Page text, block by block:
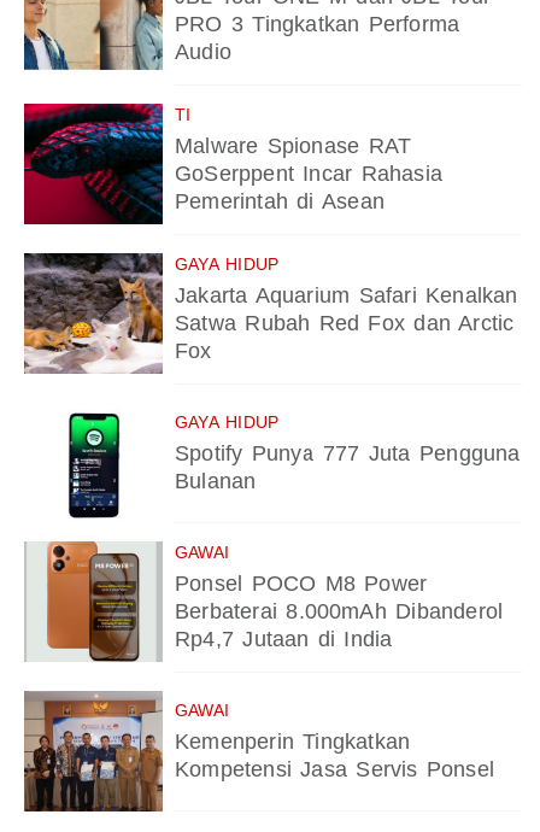
PRO 3 Tingkatkan Performa
Audio
TI
Malware Spionase RAT
GoSerppent Incar Rahasia
Pemerintah di Asean
GAYA HIDUP
Jakarta Aquarium Safari Kenalkan
Satwa Rubah Red Fox dan Arctic
Fox
GAYA HIDUP
Spotify Punya 777 Juta Pengguna
Bulanan
GAWAI
Ponsel POCO M8 Power
Berbaterai 8.000mAh Dibanderol
Rp4,7 Jutaan di India
GAWAI
Kemenperin Tingkatkan
Kompetensi Jasa Servis Ponsel